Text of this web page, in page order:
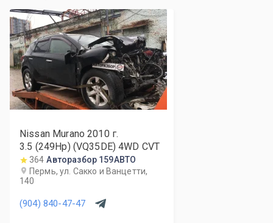
Nissan Murano 2010г.
3.5 (249Hp) (VQ35DE) 4WD CVT
364 Авторазбор 159АВТО
Пермь, ул. Сакко и Ванцетти,
140
(904) 840-47-47